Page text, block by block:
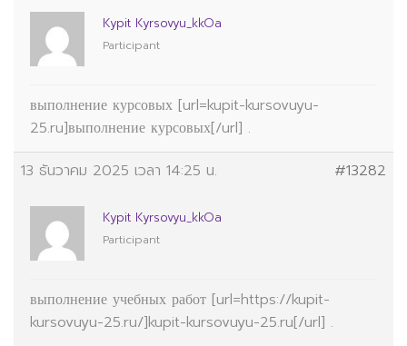
Kypit Kyrsovyu_kkOa
Participant
выполнение курсовых [url=kupit-kursovuyu-
25.ru]выполнение курсовых[/url] .
13 ธันวาคม 2025 เวลา 14:25 น.
#13282
Kypit Kyrsovyu_kkOa
Participant
выполнение учебных работ [url=https://kupit-
kursovuyu-25.ru/]kupit-kursovuyu-25.ru[/url] .